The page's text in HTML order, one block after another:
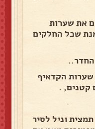
הופכים את שערות
שכל החלקים
שערות הקדאיף
קטנים, .
וניל לסיר